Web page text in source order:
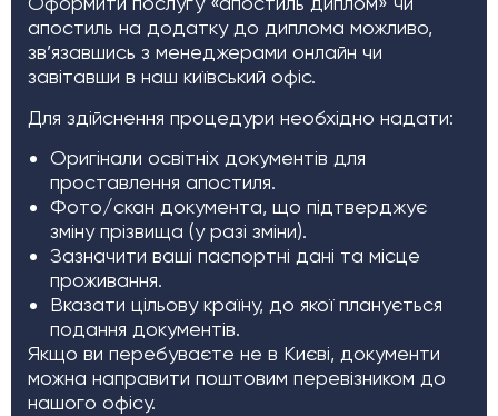
апостиль на додатку до диплома можливо,
зв’язавшись з менеджерами онлайн чи
завітавши в наш київський офіс.
Для здійснення процедури необхідно надати:
Оригінали освітніх документів для
проставлення апостиля.
Фото/скан документа, що підтверджує
зміну прізвища (у разі зміни).
Зазначити ваші паспортні дані та місце
проживання.
Вказати цільову країну, до якої планується
подання документів.
Якщо ви перебуваєте не в Києві, документи
можна направити поштовим перевізником до
нашого офісу.